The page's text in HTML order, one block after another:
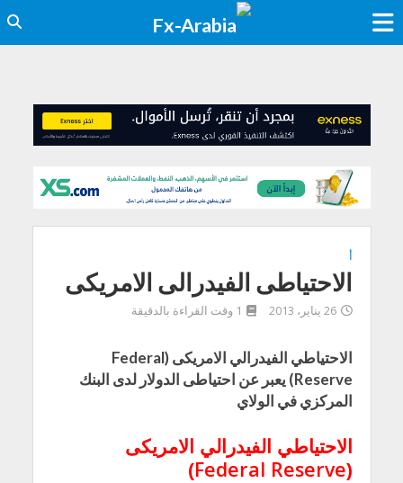
أ
الاحتياطى الفيدرالى الامريكى
26 يناير، 2013 1 وقت القراءة بالدقيقة
الاحتياطي الفيدرالي الامريكى (Federal
Reserve) يعبر عن احتياطى الدولار لدى البنك
المركزي في الولاي
الاحتياطي الفيدرالي الامريكى
(
Federal Reserve
)